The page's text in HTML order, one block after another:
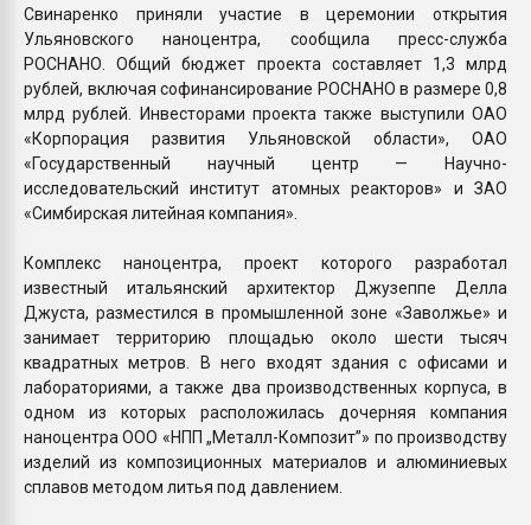
Свинаренко приняли участие в церемонии открытия
Ульяновского наноцентра, сообщила пресс-служба
РОСНАНО. Общий бюджет проекта составляет 1,3 млрд
рублей, включая софинансирование РОСНАНО в размере 0,8
млрд рублей. Инвесторами проекта также выступили ОАО
«Корпорация развития Ульяновской области», ОАО
«Государственный научный центр — Научно-
исследовательский институт атомных реакторов» и ЗАО
«Симбирская литейная компания».
Комплекс наноцентра, проект которого разработал
известный итальянский архитектор Джузеппе Делла
Джуста, разместился в промышленной зоне «Заволжье» и
занимает территорию площадью около шести тысяч
квадратных метров. В него входят здания с офисами и
лабораториями, а также два производственных корпуса, в
одном из которых расположилась дочерняя компания
наноцентра ООО «НПП „Металл-Композит”» по производству
изделий из композиционных материалов и алюминиевых
сплавов методом литья под давлением.